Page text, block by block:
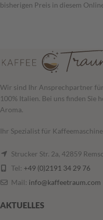
bisherigen Preis in diesem
Wir sind Ihr Ansprechpartner
100% Italien. Bei uns finden Sie
Aroma.
Ihr Spezialist für
Strucker Str. 2a, 42859
Tel: +49 (0)2191 34 29 76
Mail: info@kaffeetraum.com
AKTUELLES